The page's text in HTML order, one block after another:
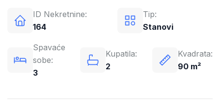
ID Nekretnine:
164
Tip:
Stanovi
Spavaće
sobe:
3
Kupatila:
2
Kvadrata:
90 m²